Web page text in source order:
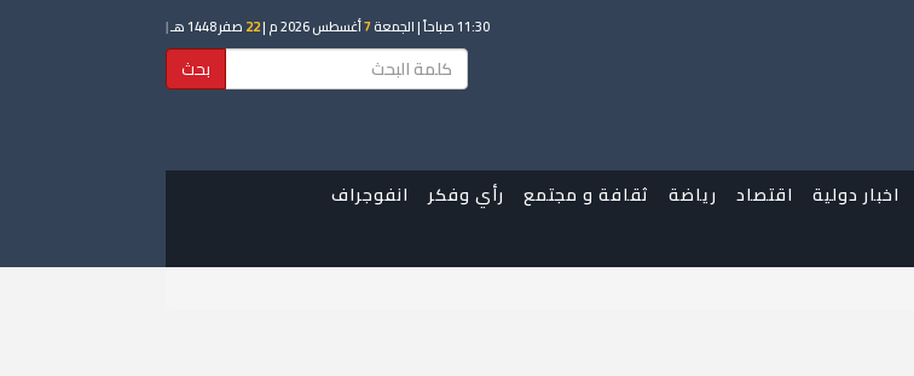
11:30 صباحاً | الجمعة7أغسطس 2026 م | 22 صفر 1448 هـ |
بحث
اخبار دولية اقتصاد رياضة ثقافة و مجتمع رأي وفكر
انفوجراف